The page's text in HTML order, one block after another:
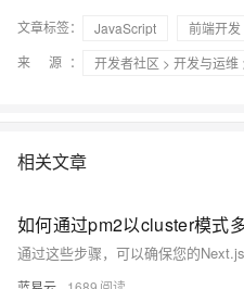
文章标签： JavaScript 前端开发
来 源：
开发者社区 > 开发与运维
相关文章